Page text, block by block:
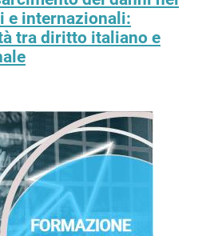
e internazionali:
tra diritto italiano e